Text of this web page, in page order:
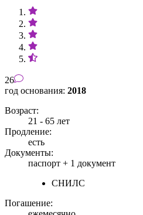
26
год основания: 2018
Возраст:
21 - 65 лет
Продление:
есть
Документы:
паспорт + 1 документ
СНИЛС
Погашение: